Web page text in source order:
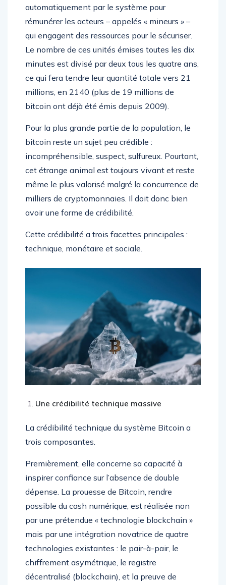
automatiquement par le système pour
rémunérer les acteurs – appelés « mineurs » –
qui engagent des ressources pour le sécuriser.
Le nombre de ces unités émises toutes les dix
minutes est divisé par deux tous les quatre ans,
ce qui fera tendre leur quantité totale vers 21
millions, en 2140 (plus de 19 millions de
bitcoin ont déjà été émis depuis 2009).
Pour la plus grande partie de la population, le
bitcoin reste un sujet peu crédible :
incompréhensible, suspect, sulfureux. Pourtant,
cet étrange animal est toujours vivant et reste
même le plus valorisé malgré la concurrence de
milliers de cryptomonnaies. Il doit donc bien
avoir une forme de crédibilité.
Cette crédibilité a trois facettes principales :
technique, monétaire et sociale.
Une crédibilité technique massive
La crédibilité technique du système Bitcoin a
trois composantes.
Premièrement, elle concerne sa capacité à
inspirer confiance sur l’absence de double
dépense. La prouesse de Bitcoin, rendre
possible du cash numérique, est réalisée non
par une prétendue « technologie blockchain »
mais par une intégration novatrice de quatre
technologies existantes : le pair-à-pair, le
chiffrement asymétrique, le registre
décentralisé (blockchain), et la preuve de